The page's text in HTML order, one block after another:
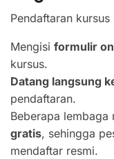
Pendaftaran
Mengisi formulir
kursus.
Datang langsung
pendaftaran.
Beberapa lembaga
gratis, sehingga
mendaftar resmi.